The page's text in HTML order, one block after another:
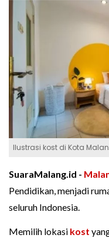
Ilustrasi kost di Kota
SuaraMalang.id -
Pendidikan, menjadi
seluruh Indonesia.
Memilih lokasi kost